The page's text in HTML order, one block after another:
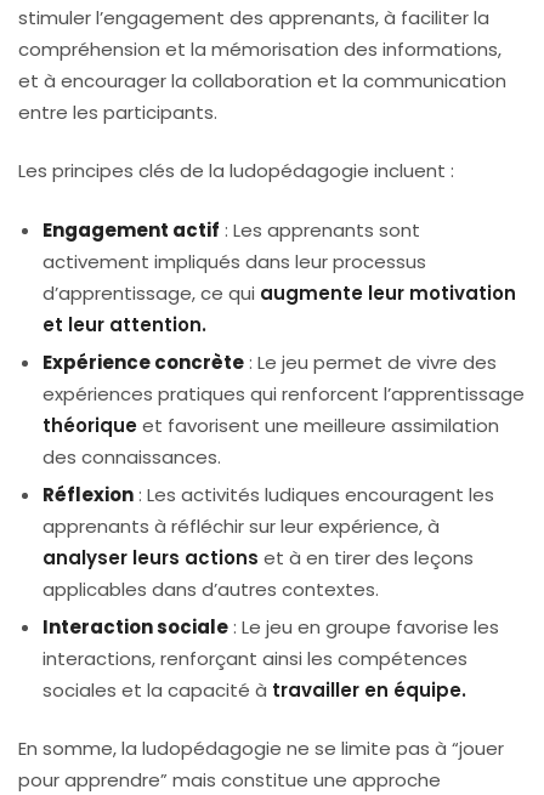
stimuler l’engagement des apprenants, à faciliter la
compréhension et la mémorisation des informations,
et à encourager la collaboration et la communication
entre les participants.
Les principes clés de la ludopédagogie incluent :
Engagement actif : Les apprenants sont
activement impliqués dans leur processus
d’apprentissage, ce qui augmente leur motivation
et leur attention.
Expérience concrète: Le jeu permet de vivre des
expériences pratiques qui renforcent l’apprentissage
théoriqueet favorisent une meilleure assimilation
des connaissances.
Réflexion: Les activités ludiques encouragent les
apprenants à réfléchir sur leur expérience, à
analyser leurs actions et à en tirer des leçons
applicables dans d’autres contextes.
Interaction sociale: Le jeu en groupe favorise les
interactions, renforçant ainsi les compétences
sociales et la capacité à travailler en équipe.
En somme, la ludopédagogie ne se limite pas à “jouer
pour apprendre” mais constitue une approche